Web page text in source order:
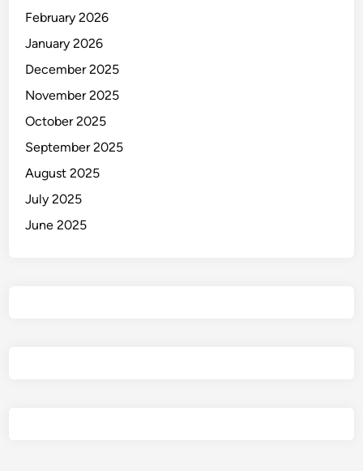
February 2026
January 2026
December 2025
November 2025
October 2025
September 2025
August 2025
July 2025
June 2025